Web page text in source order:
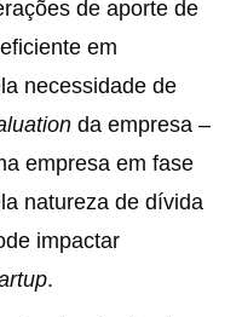
de aporte de
em
necessidade de
da empresa –
empresa em fase
natureza de dívida
impactar
.